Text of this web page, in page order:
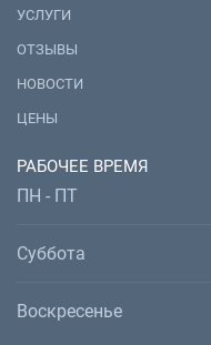
УСЛУГИ
ОТЗЫВЫ
НОВОСТИ
ЦЕНЫ
РАБОЧЕЕ ВРЕМЯ
ПН - ПТ
Суббота
Воскресенье